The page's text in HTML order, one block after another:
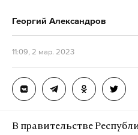
Георгий Александров
11:09, 2 мар. 2023
В правительстве